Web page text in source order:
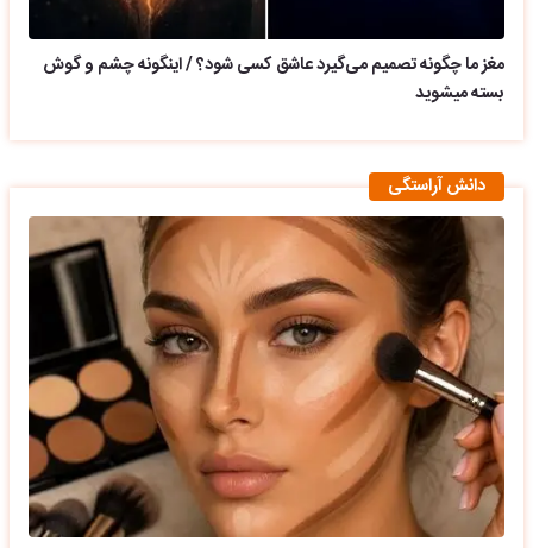
مغز ما چگونه تصمیم می‌گیرد عاشق کسی شود؟ / اینگونه چشم و گوش
بسته میشوید
دانش آراستگی